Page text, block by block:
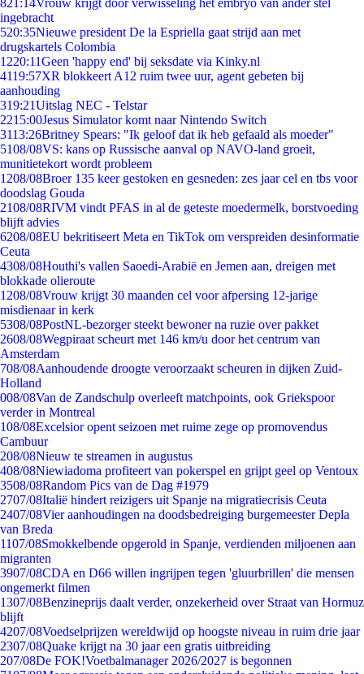
821:14Vrouw krijgt door verwisseling het embryo van ander stel
ingebracht
520:35Nieuwe president De la Espriella gaat strijd aan met
drugskartels Colombia
1220:11Geen 'happy end' bij seksdate via Kinky.nl
4119:57XR blokkeert A12 ruim twee uur, agent gebeten bij
aanhouding
319:21Uitslag NEC - Telstar
2215:00Jesus Simulator komt naar Nintendo Switch
3113:26Britney Spears: "Ik geloof dat ik heb gefaald als moeder"
5108/08VS: kans op Russische aanval op NAVO-land groeit,
munitietekort wordt probleem
1208/08Broer 135 keer gestoken en gesneden: zes jaar cel en tbs voor
doodslag Gouda
2108/08RIVM vindt PFAS in al de geteste moedermelk, borstvoeding
blijft advies
6208/08EU bekritiseert Meta en TikTok om verspreiden desinformatie
Ceuta
4308/08Houthi's vallen Saoedi-Arabië en Jemen aan, dreigen met
blokkade olieroute
1208/08Vrouw krijgt 30 maanden cel voor afpersing 12-jarige
misdienaar in kerk
5308/08PostNL-bezorger steekt bewoner na ruzie over pakket
2608/08Wegpiraat scheurt met 146 km/u door het centrum van
Amsterdam
708/08Aanhoudende droogte veroorzaakt scheuren in dijken Zuid-
Holland
008/08Van de Zandschulp overleeft matchpoints, ook Griekspoor
verder in Montreal
108/08Excelsior opent seizoen met ruime zege op promovendus
Cambuur
208/08Nieuw te streamen in augustus
408/08Niewiadoma profiteert van pokerspel en grijpt geel op Ventoux
3508/08Random Pics van de Dag #1979
2707/08Italië hindert reizigers uit Spanje na migratiecrisis Ceuta
2407/08Vier aanhoudingen na doodsbedreiging burgemeester Depla
van Breda
1107/08Smokkelbende opgerold in Spanje, verdienden miljoenen aan
migranten
3907/08CDA en D66 willen ingrijpen tegen 'gluurbrillen' die mensen
ongemerkt filmen
1307/08Benzineprijs daalt verder, onzekerheid over Straat van Hormuz
blijft
4207/08Voedselprijzen wereldwijd op hoogste niveau in ruim drie jaar
2307/08Quake krijgt na 30 jaar een gratis uitbreiding
207/08De FOK!Voetbalmanager 2026/2027 is begonnen